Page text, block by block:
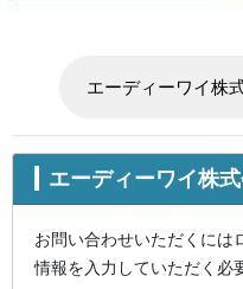
エーディーワイ株
エーディーワイ株
お問い合わせいただくには
情報を入力していただく必